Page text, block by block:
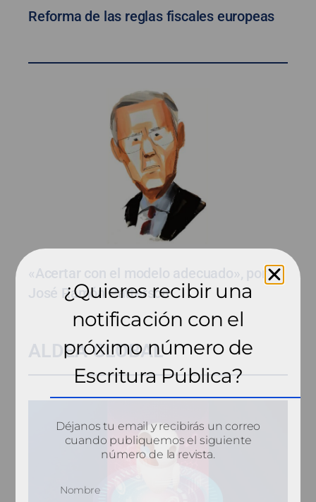
Reforma de las reglas fiscales europeas
«Acertar con el modelo adecuado», por
José Ramón Patterson
ALDEA GLOBAL
¿Quieres recibir una
notificación con el
próximo número de
Escritura Pública?
Déjanos tu email y recibirás un correo
cuando publiquemos el siguiente
número de la revista.